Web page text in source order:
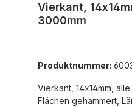
Vierkant,
3000mm
Produktnummer:
Vierkant, 14x14mm,
Flächen gehämmert,